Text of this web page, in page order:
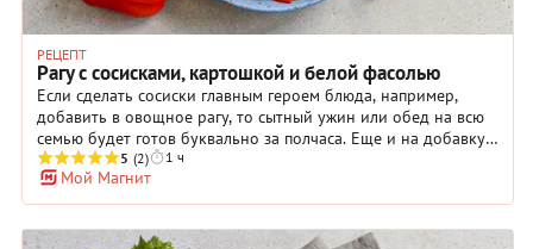
РЕЦЕПТ
Рагу с сосисками, картошкой и белой фасолью
Если сделать сосиски главным героем блюда, например,
добавить в овощное рагу, то сытный ужин или обед на всю
семью будет готов буквально за полчаса. Еще и на добавку
останется. Запоминайте рецепт, который выручит вас в
любой ситуации. Чтобы приготовить рагу с сосисками,
картошкой и белой фасолью, обжарьте лук, морковь,
сладкий перец и сельдерей, добавьте в заправку бульон,
5 (2) 1 ч
Мой Магнит